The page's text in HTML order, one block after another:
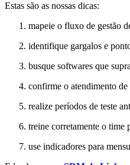
Estas são as nossas dicas:
mapeie o fluxo de gestão
identifique gargalos e
busque softwares que
confirme o atendimento de
realize períodos de teste
treine corretamente o time
use indicadores para